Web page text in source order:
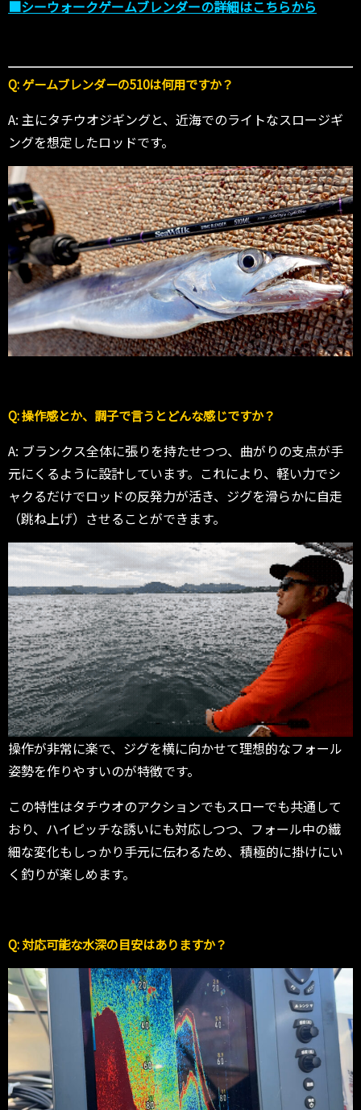
■シーウォークゲームブレンダーの詳細はこちらから
Q: ゲームブレンダーの510は何用ですか？
A: 主にタチウオジギングと、近海でのライトなスロージギ
ングを想定したロッドです。
Q: 操作感とか、調子で言うとどんな感じですか？
A: ブランクス全体に張りを持たせつつ、曲がりの支点が手
元にくるように設計しています。これにより、軽い力でシ
ャクるだけでロッドの反発力が活き、ジグを滑らかに自走
（跳ね上げ）させることができます。
操作が非常に楽で、ジグを横に向かせて理想的なフォール
姿勢を作りやすいのが特徴です。
この特性はタチウオのアクションでもスローでも共通して
おり、ハイピッチな誘いにも対応しつつ、フォール中の繊
細な変化もしっかり手元に伝わるため、積極的に掛けにい
く釣りが楽しめます。
Q: 対応可能な水深の目安はありますか？